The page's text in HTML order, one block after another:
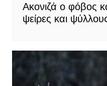
Ακονιζά ο φόβος
ψείρες και